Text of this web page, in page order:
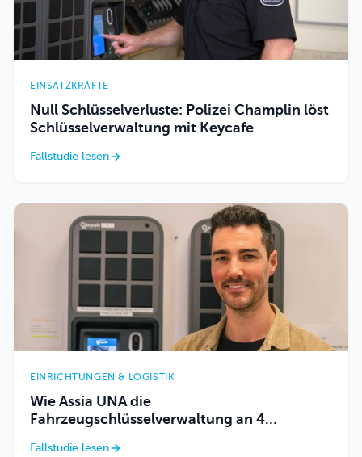
EINSATZKRÄFTE
Null Schlüsselverluste: Polizei Champlin löst
Schlüsselverwaltung mit Keycafe
Fallstudie lesen
EINRICHTUNGEN & LOGISTIK
Wie Assia UNA die
Fahrzeugschlüsselverwaltung an 4
Fallstudie lesen